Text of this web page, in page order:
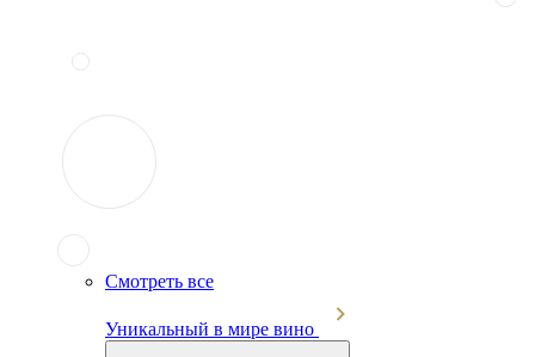
Смотреть все
Уникальный в мире вино